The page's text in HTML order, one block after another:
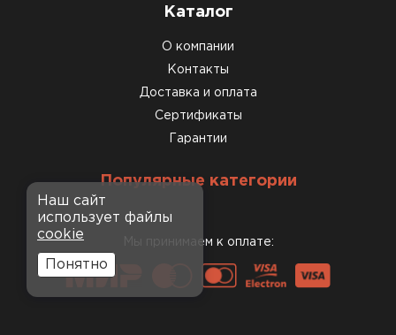
Каталог
О компании
Контакты
Доставка и оплата
Сертификаты
Гарантии
Популярные категории
Мы принимаем к оплате:
Наш сайт
использует файлы
cookie
Понятно